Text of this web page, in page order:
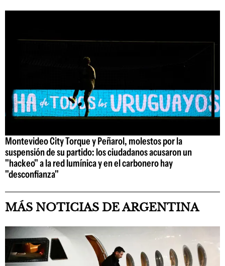
Montevideo City Torque y Peñarol, molestos por la
suspensión de su partido: los ciudadanos acusaron un
"hackeo" a la red lumínica y en el carbonero hay
"desconfianza"
MÁS NOTICIAS DE ARGENTINA